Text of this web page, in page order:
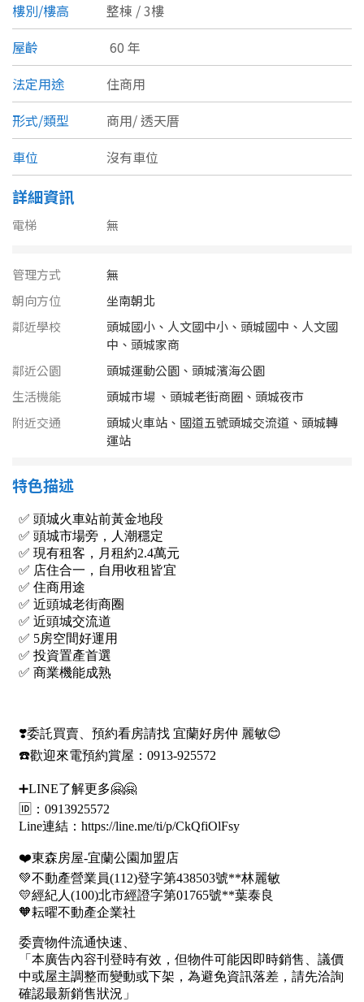
宜蘭縣
桃園市
新竹市
新竹縣
苗栗縣
南投縣
嘉義市
台南市
屏東縣
台東縣
花蓮縣
金門連江
類型(可複選)
不拘 公寓
別墅 透天厝
辦公
廠辦
不拘
20~30 坪 30~40 坪
40~50 坪 50~60 坪
60~70 坪 70~80 坪
樓層
不拘
1樓
3樓
5~10樓 11~20樓
21樓以上
格局
不拘
1房
2房
4房 5房以上
樓別/樓高
整棟 / 3樓
屋齡
60 年
法定用途
住商用
形式/類型
商用/透天厝
車位
沒有車位
詳細資訊
電梯 無
管理方式
無
朝向方位
坐南朝北
鄰近學校
頭城國小、人文國中小、頭城國中、人文國
中、頭城家商
鄰近公園
頭城運動公園、頭城濱海公園
生活機能
頭城市場 、頭城老街商圈、頭城夜市
附近交通
頭城火車站、國道五號頭城交流道、頭城轉
運站
特色描述